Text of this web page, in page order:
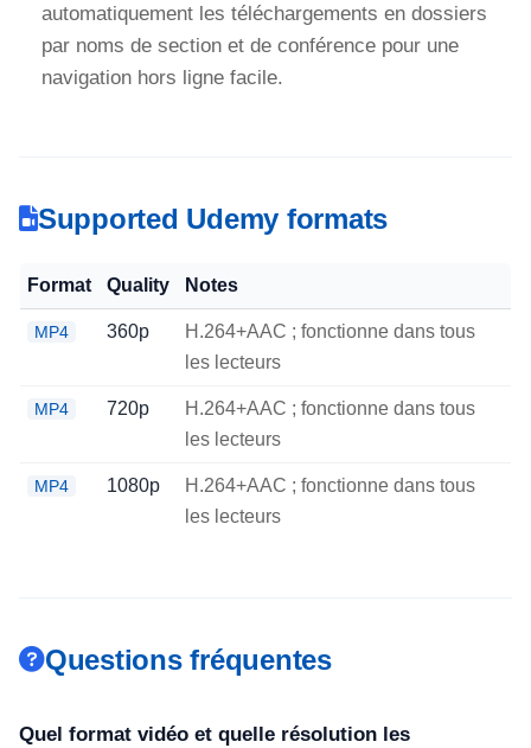
automatiquement les téléchargements en dossiers
par noms de section et de conférence pour une
navigation hors ligne facile.
Supported Udemy formats
Format Quality Notes
MP4 360p
H.264+AAC ; fonctionne dans tous
les lecteurs
MP4 720p
H.264+AAC ; fonctionne dans tous
les lecteurs
MP4 1080p
H.264+AAC ; fonctionne dans tous
les lecteurs
Questions fréquentes
Quel format vidéo et quelle résolution les